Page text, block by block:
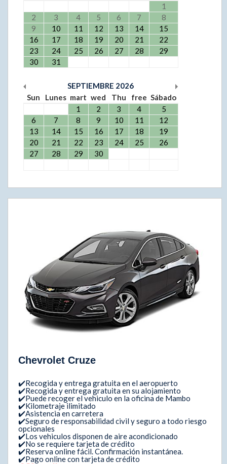
1
2
3 4 5 6 7
8
9
10 11 12 13 14
15
16
17 18 19 20 21
22
23
24 25 26 27 28
29
30
31
SEPTIEMBRE 2026
Sun
Lunes mart wed Thu free Sábado
1
2 3 4
5
6
7 8 9 10 11
12
13
14 15 16 17 18
19
20
21 22 23 24 25
26
27
28 29 30
Chevrolet Cruze
✔️Recogida y entrega gratuita en el aeropuerto
✔️Recogida y entrega gratuita en su alojamiento
✔️Puede recoger el vehiculo en la oficina de Mambo
✔️Kilometraje ilimitado
✔️Asistencia en carretera
✔️Seguro de responsabilidad civil y seguro a todo riesgo
opcionales
✔️Los vehiculos disponen de aire acondicionado
✔️No se requiere tarjeta de crédito
✔️Reserva online fácil. Confirmación instantánea.
✔️Pago online con tarjeta de crédito